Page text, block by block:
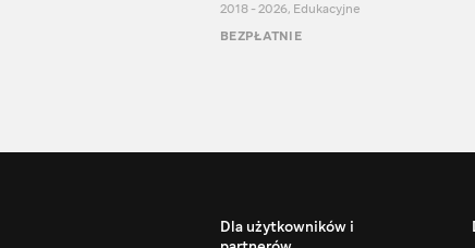
2018 - 2026, Edukacyjne
BEZPŁATNIE
Dla użytkowników i